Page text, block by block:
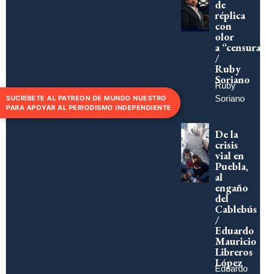
de
réplica
con
olor
a “censura”
/
Ruby
Soriano
Ruby
Soriano
De la
crisis
vial en
Puebla,
al
engaño
del
Cablebús
/
Eduardo
Mauricio
Libreros
López
Eduardo
SUCRÍBETE AL PATREON DE MUNDO NUESTRO
PARA APOYAR AL PERIODISMO INDEPENDIENTE